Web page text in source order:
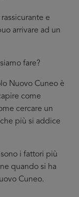
e
arrivare ad un
fare?
Nuovo Cuneo è
come
cercare un
più si addice
i fattori più
quando si ha
Cuneo.